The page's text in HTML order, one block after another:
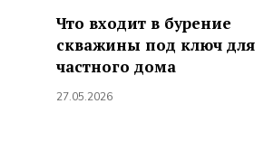
Что входит в бурение
скважины под ключ для
частного дома
27.05.2026